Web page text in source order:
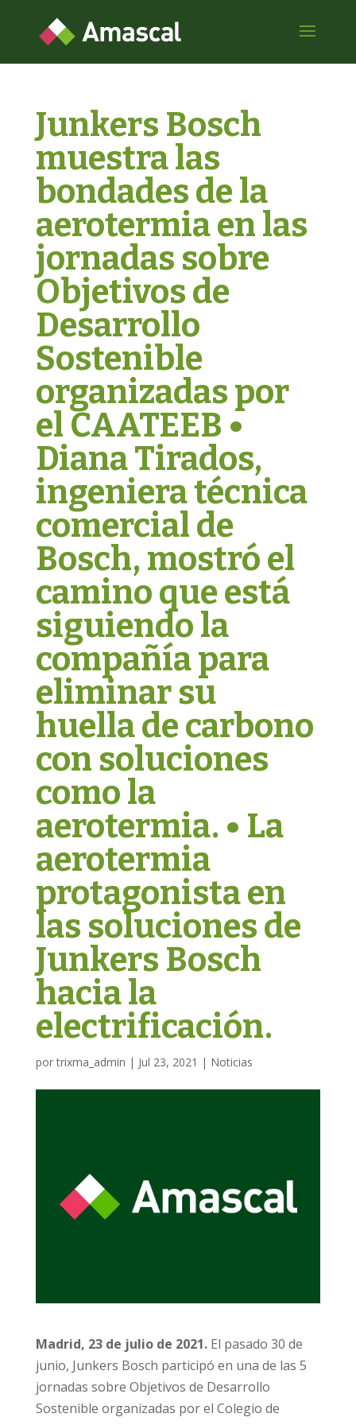
Junkers Bosch
muestra las
bondades de la
aerotermia en las
jornadas sobre
Objetivos de
Desarrollo
Sostenible
organizadas por
el CAATEEB •
Diana Tirados,
ingeniera técnica
comercial de
Bosch, mostró el
camino que está
siguiendo la
compañía para
eliminar su
huella de carbono
con soluciones
como la
aerotermia. • La
aerotermia
protagonista en
las soluciones de
Junkers Bosch
hacia la
electrificación.
portrixma_admin | Jul 23, 2021 | Noticias
Madrid, 23 de julio de 2021.El pasado 30 de
junio, Junkers Bosch participó en una de las 5
jornadas sobre Objetivos de Desarrollo
Sostenible organizadas por el Colegio de